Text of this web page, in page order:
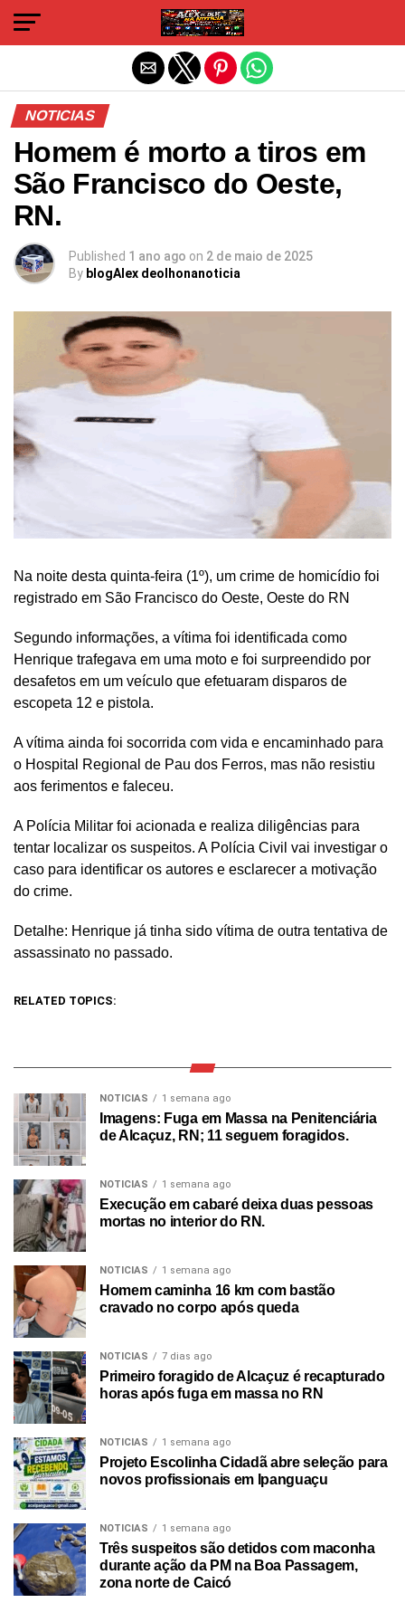
NOTICIAS
Homem é morto a tiros em
São Francisco do Oeste,
RN.
Published 1 ano ago on 2 de maio de 2025
By blogAlex deolhonanoticia
Na noite desta quinta-feira (1º), um crime de homicídio foi
registrado em São Francisco do Oeste, Oeste do RN
Segundo informações, a vítima foi identificada como
Henrique trafegava em uma moto e foi surpreendido por
desafetos em um veículo que efetuaram disparos de
escopeta 12 e pistola.
A vítima ainda foi socorrida com vida e encaminhado para
o Hospital Regional de Pau dos Ferros, mas não resistiu
aos ferimentos e faleceu.
A Polícia Militar foi acionada e realiza diligências para
tentar localizar os suspeitos. A Polícia Civil vai investigar o
caso para identificar os autores e esclarecer a motivação
do crime.
Detalhe: Henrique já tinha sido vítima de outra tentativa de
assassinato no passado.
RELATED TOPICS:
NOTICIAS 1 semana ago
Imagens: Fuga em Massa na Penitenciária
de Alcaçuz, RN; 11 seguem foragidos.
NOTICIAS 1 semana ago
Execução em cabaré deixa duas pessoas
mortas no interior do RN.
NOTICIAS 1 semana ago
Homem caminha 16 km com bastão
cravado no corpo após queda
NOTICIAS 7 dias ago
Primeiro foragido de Alcaçuz é recapturado
horas após fuga em massa no RN
NOTICIAS 1 semana ago
Projeto Escolinha Cidadã abre seleção para
novos profissionais em Ipanguaçu
NOTICIAS 1 semana ago
Três suspeitos são detidos com maconha
durante ação da PM na Boa Passagem,
zona norte de Caicó
Sair da versão mobile